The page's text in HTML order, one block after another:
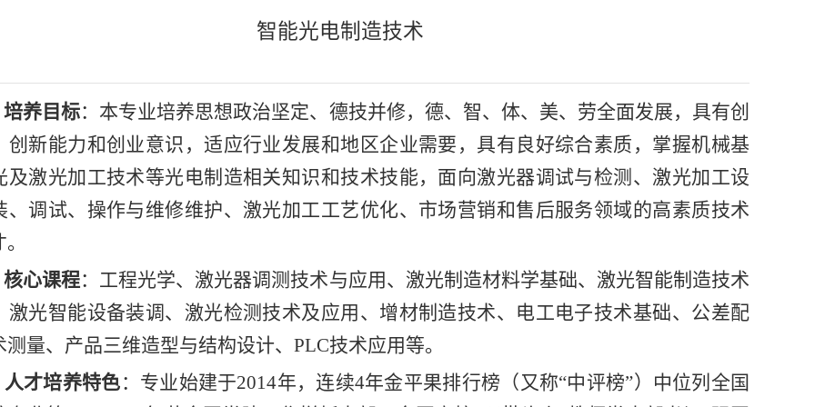
智能光电制造技术
培养目标：本专业培养思想政治坚定、德技并修，德、智、体、美、劳全面发展，具有创
创新能力和创业意识，适应行业发展和地区企业需要，具有良好综合素质，掌握机械基
及激光加工技术等光电制造相关知识和技术技能，面向激光器调试与检测、激光加工设
、调试、操作与维修维护、激光加工工艺优化、市场营销和售后服务领域的高素质技术
核心课程：工程光学、激光器调测技术与应用、激光制造材料学基础、激光智能制造技术
激光智能设备装调、激光检测技术及应用、增材制造技术、电工电子技术基础、公差配
量、产品三维造型与结构设计、 PLC技术应用等。
人才培养特色：专业始建于2014年，连续4年金平果排行榜（又称“中评榜”）中位列全国